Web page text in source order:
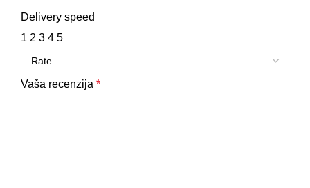
Delivery speed
1 2 3 4 5
Vaša recenzija *